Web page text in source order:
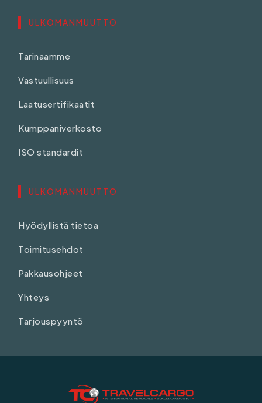
ULKOMANMUUTTO
Tarinaamme
Vastuullisuus
Laatusertifikaatit
Kumppaniverkosto
ISO standardit
ULKOMANMUUTTO
Hyödyllistä tietoa
Toimitusehdot
Pakkausohjeet
Yhteys
Tarjouspyyntö